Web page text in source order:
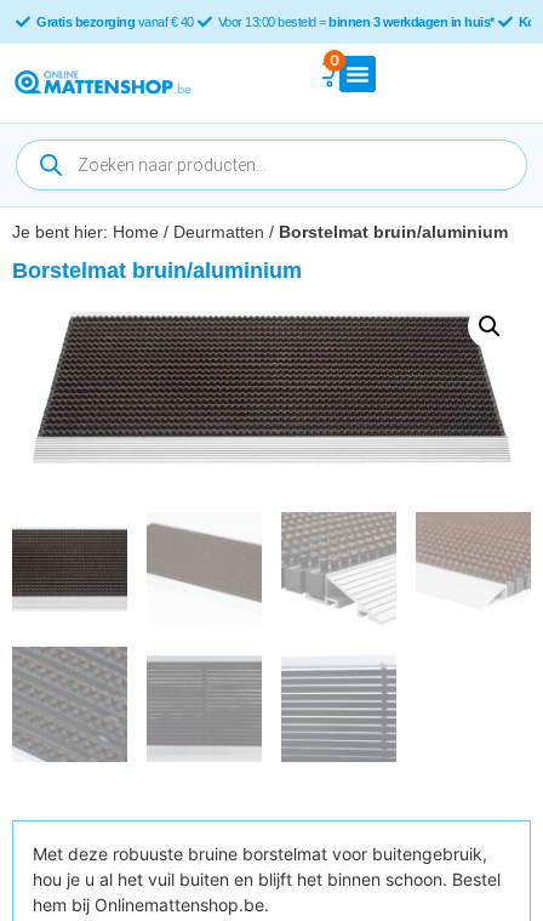
Gratis bezorging vanaf € 40 Voor 13:00 besteld =binnen 3 werkdagen in huis*
0
Je bent hier: Home / Deurmatten / Borstelmat bruin/aluminium
Borstelmat bruin/aluminium
Met deze robuuste bruine borstelmat voor buitengebruik,
hou je u al het vuil buiten en blijft het binnen schoon. Bestel
hem bij Onlinemattenshop.be.